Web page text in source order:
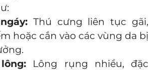
Thú cưng liên tục gãi,
hoặc cắn vào các vùng da bị
Lông rụng nhiều, đặc